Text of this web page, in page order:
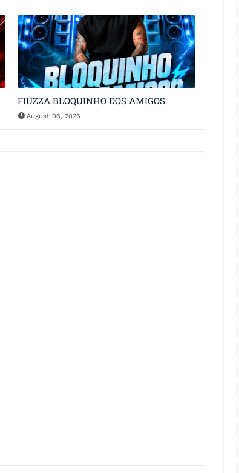
FIUZZA BLOQUINHO DOS AMIGOS
August 06, 2026